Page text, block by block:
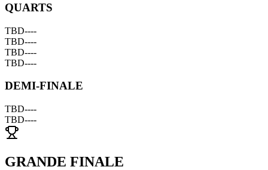
QUARTS
TBD----
TBD----
TBD----
TBD----
DEMI-FINALE
TBD----
TBD----
GRANDE FINALE